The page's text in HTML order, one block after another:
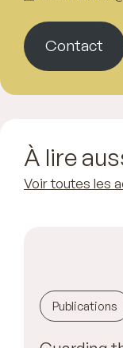
Contact
À lire
Voir toutes les
Publications